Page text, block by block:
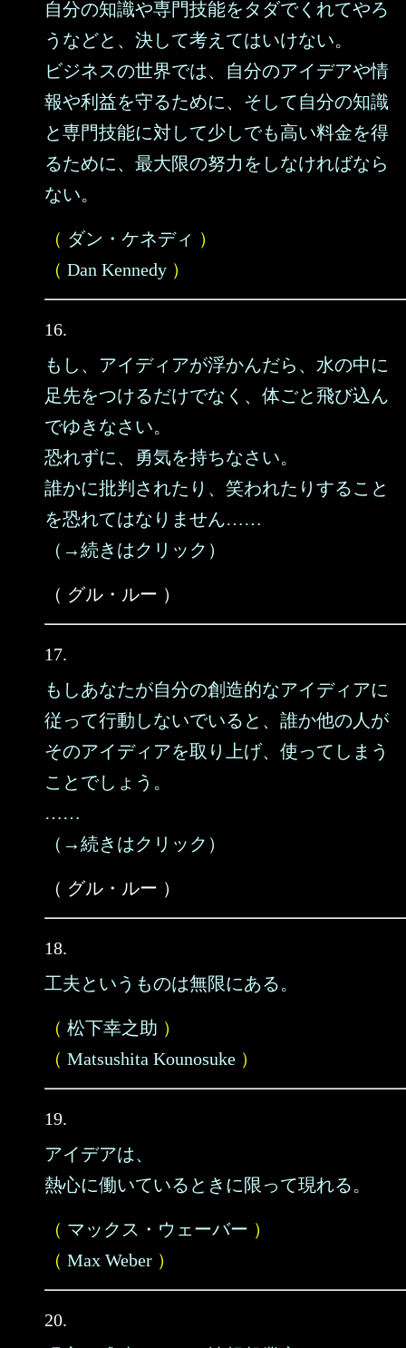
自分の知識や専門技能をタダでくれてやろ
うなどと、決して考えてはいけない。
ビジネスの世界では、自分のアイデアや情
報や利益を守るために、そして自分の知識
と専門技能に対して少しでも高い料金を得
るために、最大限の努力をしなければなら
ない。
（ ダン・ケネディ ）
（ Dan Kennedy ）
16.
もし、アイディアが浮かんだら、水の中に
足先をつけるだけでなく、体ごと飛び込ん
でゆきなさい。
恐れずに、勇気を持ちなさい。
誰かに批判されたり、笑われたりすること
を恐れてはなりません……
（→続きはクリック）
（ グル・ルー ）
17.
もしあなたが自分の創造的なアイディアに
従って行動しないでいると、誰か他の人が
そのアイディアを取り上げ、使ってしまう
ことでしょう。
……
（→続きはクリック）
（ グル・ルー ）
18.
工夫というものは無限にある。
（ 松下幸之助 ）
（ Matsushita Kounosuke ）
19.
アイデアは、
熱心に働いているときに限って現れる。
（ マックス・ウェーバー ）
（ Max Weber ）
20.